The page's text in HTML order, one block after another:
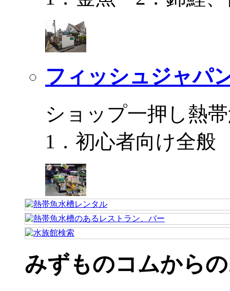
フィッシュジャパ
ショップ一押し熱
1．初心者向け全
みずものコムから